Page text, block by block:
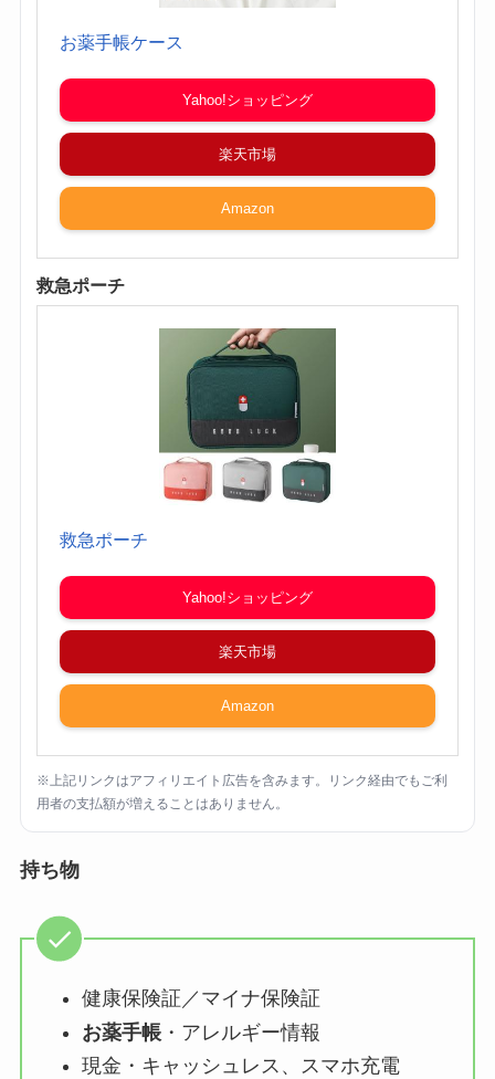
お薬手帳ケース
Yahoo!ショッピング
楽天市場
Amazon
救急ポーチ
救急ポーチ
Yahoo!ショッピング
楽天市場
Amazon
※上記リンクはアフィリエイト広告を含みます。リンク経由でもご利
用者の支払額が増えることはありません。
持ち物
健康保険証／マイナ保険証
お薬手帳・アレルギー情報
現金・キャッシュレス、スマホ充電